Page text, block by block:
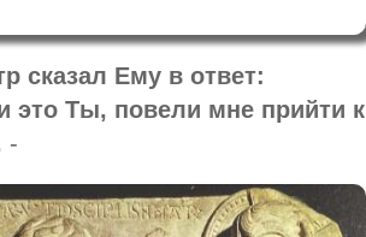
сказал Ему в ответ:
это Ты, повели мне прийти к
-